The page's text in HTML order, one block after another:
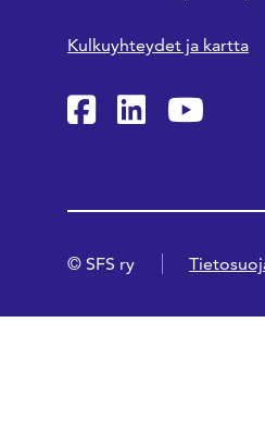
Kulkuyhteydet ja kartta
SFSSFSSFS
© SFS ry